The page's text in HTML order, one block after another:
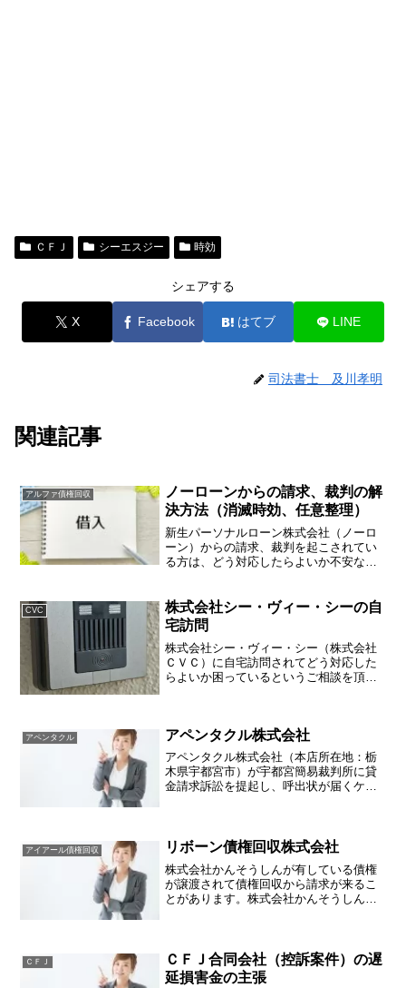
ＣＦＪ シーエスジー 時効
シェアする
X Facebook はてブ LINE
司法書士 及川孝明
関連記事
アルファ債権回収
ノーローンからの請求、裁判の解
決方法（消滅時効、任意整理）
新生パーソナルローン株式会社（ノーロ
ーン）からの請求、裁判を起こされてい
る方は、どう対応したらよいか不安な
てアドバイスいたします。新生パーソナ
ルローン株式会社（ノーロー...
CVC
株式会社シー・ヴィー・シーの自
宅訪問
株式会社シー・ヴィー・シー（株式会社
ＣＶＣ）に自宅訪問されてどう対応した
らよいか困っているというご相談を頂き
するよう書面を置いて帰る...
アペンタクル アペンタクル株式会社
アペンタクル株式会社（本店所在地：栃
木県宇都宮市）が宇都宮簡易裁判所に貸
金請求訴訟を提起し、呼出状が届くケー
オラインキャピタルに代わ...
アイアール債権回収 リボーン債権回収株式会社
株式会社かんそうしんが有している債権
が譲渡されて債権回収から請求が来るこ
とがあります。株式会社かんそうしん
に代わって銀行に債務の返済...
ＣＦＪ
ＣＦＪ合同会社（控訴案件）の遅
延損害金の主張